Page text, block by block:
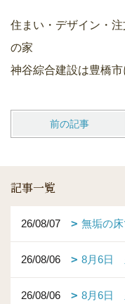
住まい・デザイン・
の家
神谷綜合建設は豊橋
前の記事
記事一覧
26/08/07 無垢の床
26/08/06 8月6日
26/08/06 8月6日